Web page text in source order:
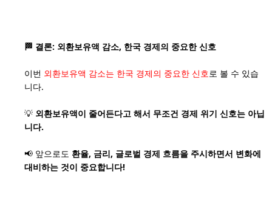
🏁 결론: 외환보유액 감소, 한국 경제의 중요한 신호
이번 외환보유액 감소는 한국 경제의 중요한 신호로 볼 수 있습
니다.
💡 외환보유액이 줄어든다고 해서 무조건 경제 위기 신호는 아닙
니다.
📢 앞으로도 환율, 금리, 글로벌 경제 흐름을 주시하면서 변화에
대비하는 것이 중요합니다!